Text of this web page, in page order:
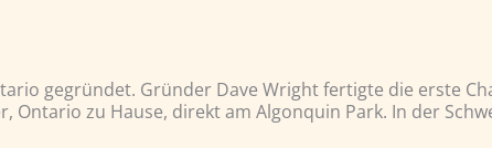
gegründet. Gründer Dave Wright fertigte die erste
zu Hause, direkt am Algonquin Park. In der